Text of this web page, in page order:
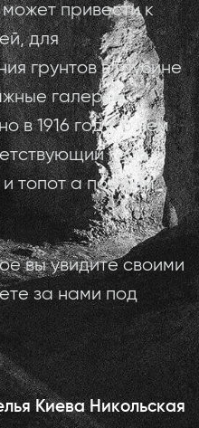
привести к
для
грунтов в глубине
галереи.
в 1916 году, о чем
герб,
топот а под ним
вы увидите своими
за нами под
Киева Никольская